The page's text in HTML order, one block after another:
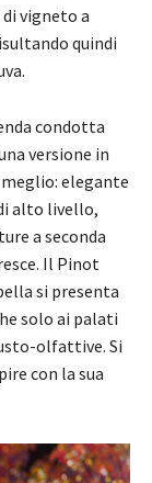
vigneto a
quindi
condotta
versione in
elegante
alto livello,
a seconda
Il Pinot
si presenta
solo ai palati
olfattive. Si
con la sua